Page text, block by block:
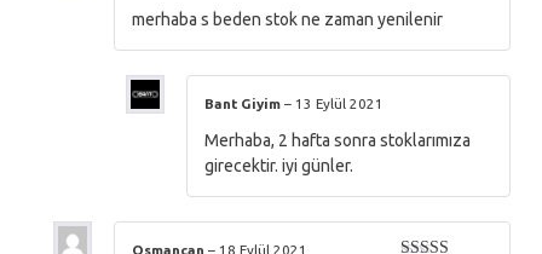
5oy aldı
merhaba s beden stok ne zaman yenilenir
Bant Giyim – 13 Eylül 2021
Merhaba, 2 hafta sonra stoklarımıza
girecektir. iyi günler.
Osmancan – 18 Eylül 2021